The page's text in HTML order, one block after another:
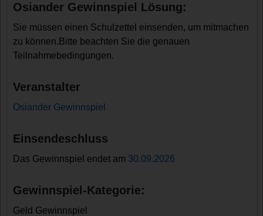
Osiander Gewinnspiel Lösung:
Sie müssen einen Schulzettel einsenden, um mitmachen
zu können.Bitte beachten Sie die genauen
Teilnahmebedingungen.
Veranstalter
Osiander Gewinnspiel
Einsendeschluss
Das Gewinnspiel endet am 30.09.2026
Gewinnspiel-Kategorie:
Geld Gewinnspiel